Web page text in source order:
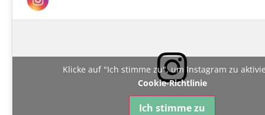
Klicke auf "Ich stimme zu", um Instagram zu
Cookie-Richtlinie
Ich stimme zu